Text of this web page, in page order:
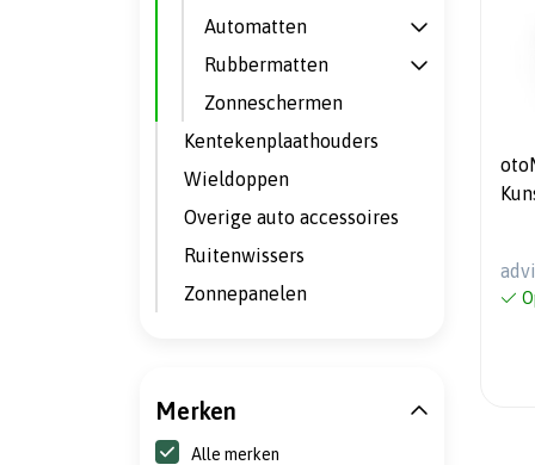
Automatten
Rubbermatten
Zonneschermen
Kentekenplaathouders
Wieldoppen
Overige auto accessoires
Ruitenwissers
Zonnepanelen
Merken
Alle merken